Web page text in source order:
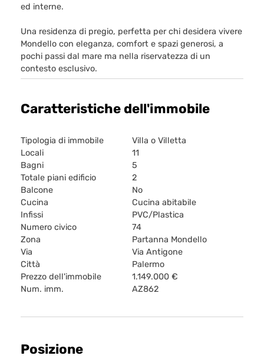
ed interne.
Una residenza di pregio, perfetta per chi desidera vivere
Mondello con eleganza, comfort e spazi generosi, a
pochi passi dal mare ma nella riservatezza di un
contesto esclusivo.
Caratteristiche dell'immobile
Tipologia di immobile
Villa o Villetta
Locali
11
Bagni
5
Totale piani edificio
2
Balcone
No
Cucina
Cucina abitabile
Infissi
PVC/Plastica
Numero civico
74
Zona
Partanna Mondello
Via
Via Antigone
Città
Palermo
Prezzo dell'immobile
1.149.000 €
Num. imm.
AZ862
Posizione